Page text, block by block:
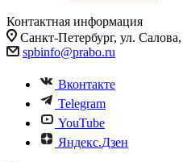
Контактная информация
Санкт-Петербург, ул.
spbinfo@prabo.ru
Вконтакте
Telegram
YouTube
Яндекс.Дзен